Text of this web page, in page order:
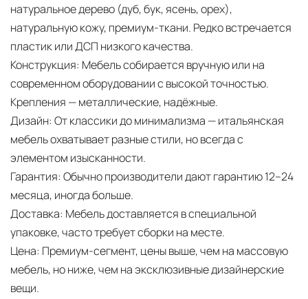
натуральное дерево (дуб, бук, ясень, орех),
натуральную кожу, премиум-ткани. Редко встречается
пластик или ДСП низкого качества.
Конструкция: Мебель собирается вручную или на
современном оборудовании с высокой точностью.
Крепления — металлические, надёжные.
Дизайн: От классики до минимализма — итальянская
мебель охватывает разные стили, но всегда с
элементом изысканности.
Гарантия: Обычно производители дают гарантию 12–24
месяца, иногда больше.
Доставка: Мебель доставляется в специальной
упаковке, часто требует сборки на месте.
Цена: Премиум-сегмент, цены выше, чем на массовую
мебель, но ниже, чем на эксклюзивные дизайнерские
вещи.